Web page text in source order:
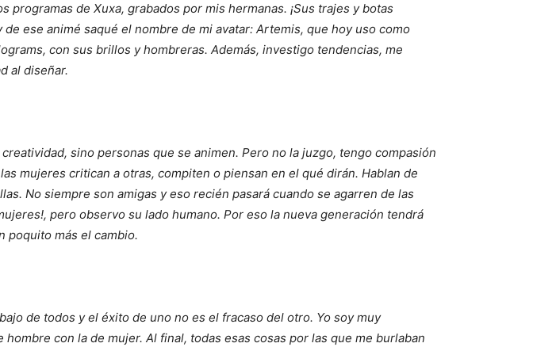
de Xuxa, grabados por mis hermanas. ¡Sus trajes y botas
ese animé saqué el nombre de mi avatar: Artemis, que hoy uso como
con sus brillos y hombreras. Además, investigo tendencias, me
al diseñar.
sino personas que se animen. Pero no la juzgo, tengo compasión
mujeres critican a otras, compiten o piensan en el qué dirán. Hablan de
No siempre son amigas y eso recién pasará cuando se agarren de las
pero observo su lado humano. Por eso la nueva generación tendrá
poquito más el cambio.
de todos y el éxito de uno no es el fracaso del otro. Yo soy muy
con la de mujer. Al final, todas esas cosas por las que me burlaban